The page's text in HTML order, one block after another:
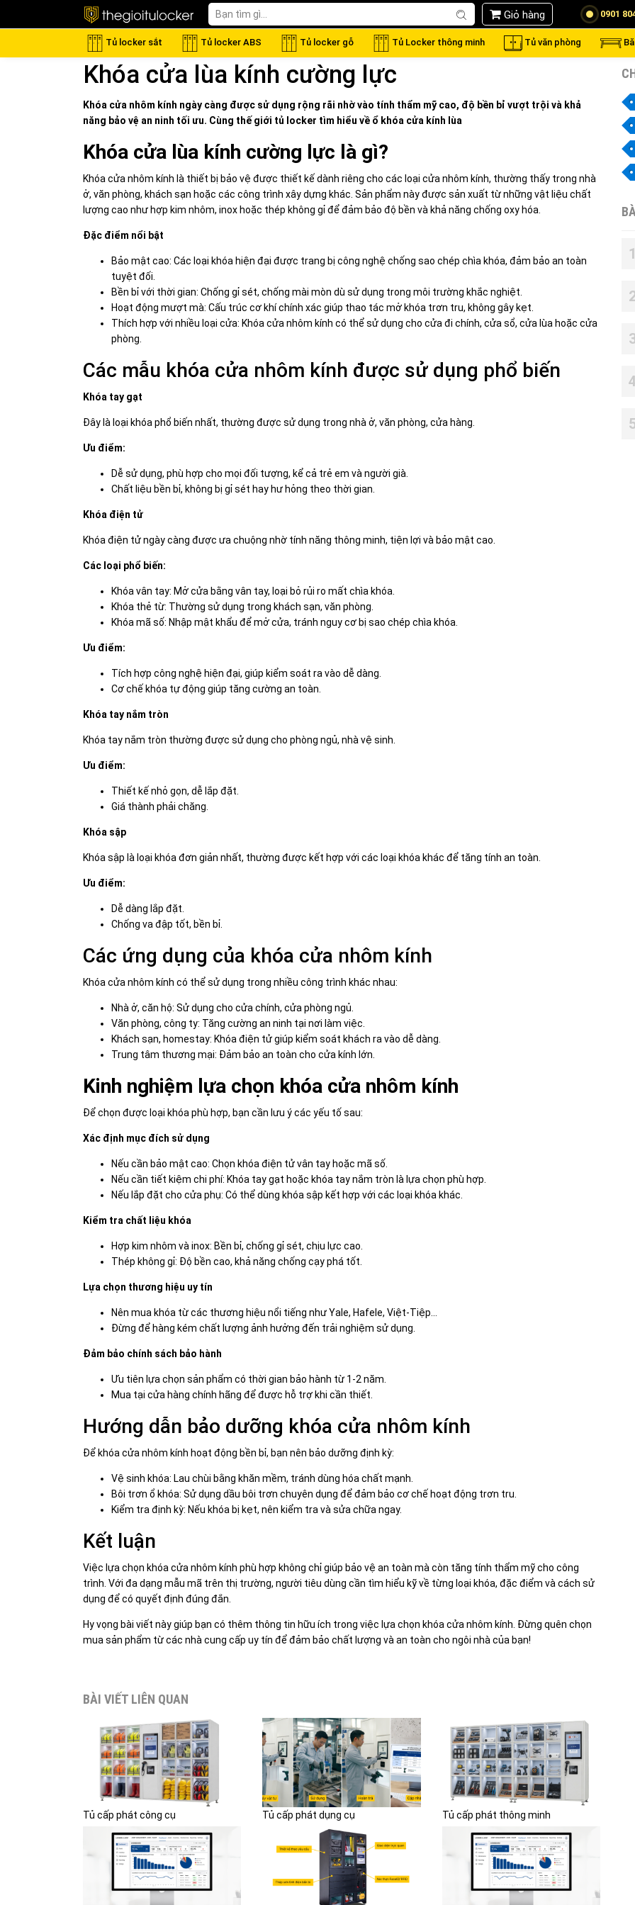
Giỏ hàng 0901
Tủ locker sắt Tủ locker ABS Tủ locker gỗ Tủ Locker thông minh Tủ văn phòng
Khóa cửa lùa kính cường lực
Khóa cửa nhôm kính ngày càng được sử dụng rộng rãi nhờ vào tính thẩm mỹ cao, độ bền bỉ vượt trội và khả
năng bảo vệ an ninh tối ưu. Cùng thế giới tủ locker tìm hiểu về ổ khóa cửa kính lùa
Khóa cửa lùa kính cường lực là gì?
Khóa cửa nhôm kính là thiết bị bảo vệ được thiết kế dành riêng cho các loại cửa nhôm kính, thường thấy trong nhà
ở, văn phòng, khách sạn hoặc các công trình xây dựng khác. Sản phẩm này được sản xuất từ những vật liệu chất
lượng cao như hợp kim nhôm, inox hoặc thép không gỉ để đảm bảo độ bền và khả năng chống oxy hóa.
Đặc điểm nổi bật
Bảo mật cao: Các loại khóa hiện đại được trang bị công nghệ chống sao chép chìa khóa, đảm bảo an toàn
tuyệt đối.
Bền bỉ với thời gian: Chống gỉ sét, chống mài mòn dù sử dụng trong môi trường khắc nghiệt.
Hoạt động mượt mà: Cấu trúc cơ khí chính xác giúp thao tác mở khóa trơn tru, không gây kẹt.
Thích hợp với nhiều loại cửa: Khóa cửa nhôm kính có thể sử dụng cho cửa đi chính, cửa sổ, cửa lùa hoặc cửa
phòng.
Các mẫu khóa cửa nhôm kính được sử dụng phổ biến
Khóa tay gạt
Đây là loại khóa phổ biến nhất, thường được sử dụng trong nhà ở, văn phòng, cửa hàng.
Ưu điểm:
Dễ sử dụng, phù hợp cho mọi đối tượng, kể cả trẻ em và người già.
Chất liệu bền bỉ, không bị gỉ sét hay hư hỏng theo thời gian.
Khóa điện tử
Khóa điện tửngày càng được ưa chuộng nhờ tính năng thông minh, tiện lợi và bảo mật cao.
Các loại phổ biến:
Khóa vân tay: Mở cửa bằng vân tay, loại bỏ rủi ro mất chìa khóa.
Khóa thẻ từ: Thường sử dụng trong khách sạn, văn phòng.
Khóa mã số: Nhập mật khẩu để mở cửa, tránh nguy cơ bị sao chép chìa khóa.
Ưu điểm:
Tích hợp công nghệ hiện đại, giúp kiểm soát ra vào dễ dàng.
Cơ chế khóa tự động giúp tăng cường an toàn.
Khóa tay nắm tròn
Khóa tay nắm tròn thường được sử dụng cho phòng ngủ, nhà vệ sinh.
Ưu điểm:
Thiết kế nhỏ gọn, dễ lắp đặt.
Giá thành phải chăng.
Khóa sập
Khóa sập là loại khóa đơn giản nhất, thường được kết hợp với các loại khóa khác để tăng tính an toàn.
Ưu điểm:
Dễ dàng lắp đặt.
Chống va đập tốt, bền bỉ.
Các ứng dụng của khóa cửa nhôm kính
Khóa cửa nhôm kính có thể sử dụng trong nhiều công trình khác nhau:
Nhà ở, căn hộ: Sử dụng cho cửa chính, cửa phòng ngủ.
Văn phòng, công ty: Tăng cường an ninh tại nơi làm việc.
Khách sạn, homestay: Khóa điện tử giúp kiểm soát khách ra vào dễ dàng.
Trung tâm thương mại: Đảm bảo an toàn cho cửa kính lớn.
Kinh nghiệm lựa chọn khóa cửa nhôm kính
Để chọn được loại khóa phù hợp, bạn cần lưu ý các yếu tố sau:
Xác định mục đích sử dụng
Nếu cần bảo mật cao: Chọn khóa điện tử vân tay hoặc mã số.
Nếu cần tiết kiệm chi phí: Khóa tay gạt hoặc khóa tay nắm tròn là lựa chọn phù hợp.
Nếu lắp đặt cho cửa phụ: Có thể dùng khóa sập kết hợp với các loại khóa khác.
Kiểm tra chất liệu khóa
Hợp kim nhôm và inox: Bền bỉ, chống gỉ sét, chịu lực cao.
Thép không gỉ: Độ bền cao, khả năng chống cạy phá tốt.
Lựa chọn thương hiệu uy tín
Nên mua khóa từ các thương hiệu nổi tiếng như Yale, Hafele, Việt-Tiệp…
Đừng để hàng kém chất lượng ảnh hưởng đến trải nghiệm sử dụng.
Đảm bảo chính sách bảo hành
Ưu tiên lựa chọn sản phẩm có thời gian bảo hành từ 1-2 năm.
Mua tại cửa hàng chính hãng để được hỗ trợ khi cần thiết.
Hướng dẫn bảo dưỡng khóa cửa nhôm kính
Để khóa cửa nhôm kính hoạt động bền bỉ, bạn nên bảo dưỡng định kỳ:
Vệ sinh khóa: Lau chùi bằng khăn mềm, tránh dùng hóa chất mạnh.
Bôi trơn ổ khóa: Sử dụng dầu bôi trơn chuyên dụng để đảm bảo cơ chế hoạt động trơn tru.
Kiểm tra định kỳ: Nếu khóa bị kẹt, nên kiểm tra và sửa chữa ngay.
Kết luận
Việc lựa chọn khóa cửa nhôm kính phù hợp không chỉ giúp bảo vệ an toàn mà còn tăng tính thẩm mỹ cho công
trình. Với đa dạng mẫu mã trên thị trường, người tiêu dùng cần tìm hiểu kỹ về từng loại khóa, đặc điểm và cách sử
dụng để có quyết định đúng đắn.
Hy vọng bài viết này giúp bạn có thêm thông tin hữu ích trong việc lựa chọn khóa cửa nhôm kính. Đừng quên chọn
mua sản phẩm từ các nhà cung cấp uy tín để đảm bảo chất lượng và an toàn cho ngôi nhà của bạn!
BÀI VIẾT LIÊN QUAN
Tủ cấp phát công cụ Tủ cấp phát dụng cụ Tủ cấp phát thông minh